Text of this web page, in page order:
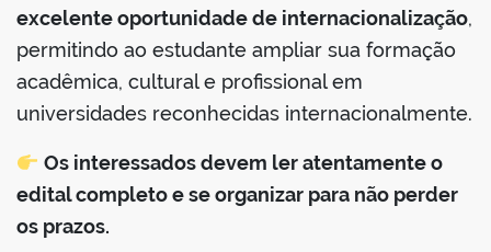
excelente oportunidade de internacionalização,
permitindo ao estudante ampliar sua formação
acadêmica, cultural e profissional em
universidades reconhecidas internacionalmente.
Os interessados devem ler atentamente o
edital completo e se organizar para não perder
os prazos.